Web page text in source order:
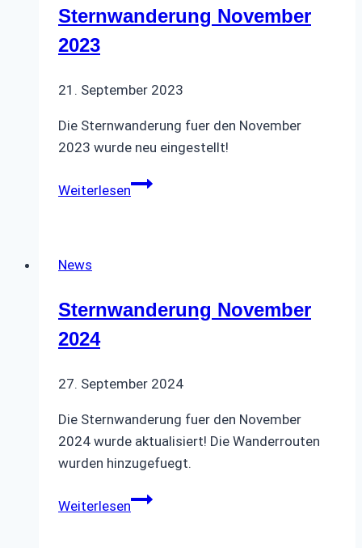
Sternwanderung November
2023
21. September 2023
Die Sternwanderung fuer den November
2023 wurde neu eingestellt!
WeiterlesenSternwanderung
News
Sternwanderung November
2024
27. September 2024
Die Sternwanderung fuer den November
2024 wurde aktualisiert! Die Wanderrouten
wurden hinzugefuegt.
WeiterlesenSternwanderung